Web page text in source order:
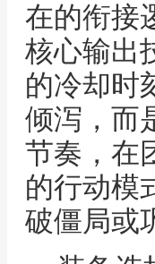
在的衔接
核心输出
的冷却时
倾泻，而
节奏，在
的行动模
破僵局或